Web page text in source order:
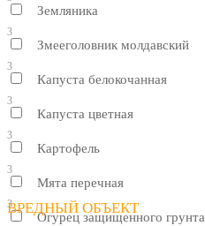
Земляника
3
Змееголовник молдавский
3
Капуста белокочанная
3
Капуста цветная
3
Картофель
3
Мята перечная
3
Огурец защищенного грунта
ВРЕДНЫЙ ОБЪЕКТ